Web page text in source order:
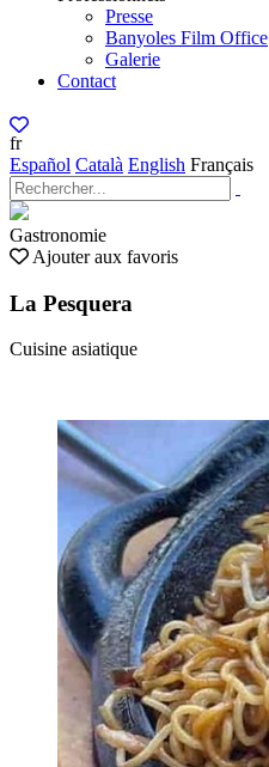
Presse
Banyoles Film Office
Galerie
Contact
fr
Español Català English Français
Gastronomie
Ajouter aux favoris
La Pesquera
Cuisine asiatique